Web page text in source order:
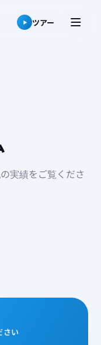
ツアー
実績をご覧くださ
さい